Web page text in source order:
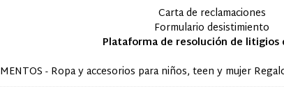
Carta de reclamaciones
Formulario desistimiento
Plataforma de resolución de litigios
- Ropa y accesorios para niños, teen y mujer